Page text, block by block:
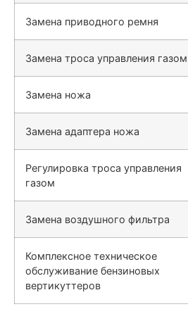
Замена приводного ремня
Замена троса управления газом
Замена ножа
Замена адаптера ножа
Регулировка троса управления
газом
Замена воздушного фильтра
Комплексное техническое
обслуживание бензиновых
вертикуттеров